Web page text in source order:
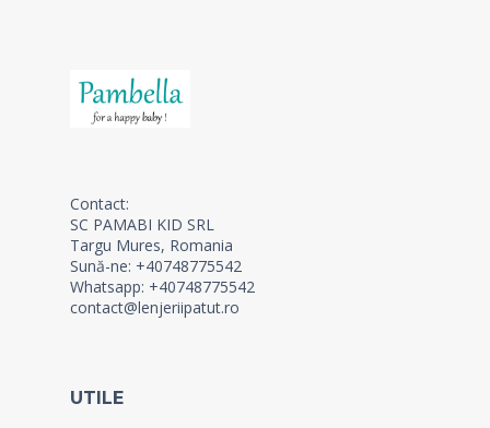
Contact:
SC PAMABI KID SRL
Targu Mures, Romania
Sună-ne: +40748775542
Whatsapp: +40748775542
contact@lenjeriipatut.ro
UTILE